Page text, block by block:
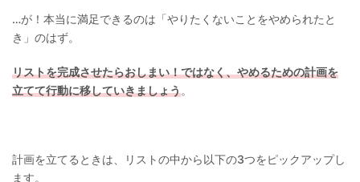
…が！本当に満足できるのは「やりたくないことをやめられたと
き」のはず。
リストを完成させたらおしまい！ではなく、やめるための計画を
立てて行動に移していきましょう。
計画を立てるときは、リストの中から以下の3つをピックアップし
ます。